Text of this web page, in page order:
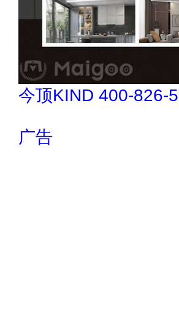
创星地板 400-0519-
广告